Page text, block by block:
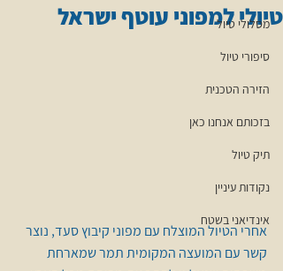
מסלולי טיול
סיפורי טיול
הזירה הטכנית
בזכותם אנחנו כאן
תיק טיול
נקודות עיניין
אינדיאני בשטח
טיולי למפוני עוטף ישראל
אחרי הטיול המוצלח עם מפוני קיבוץ סעד, נוצר
קשר עם המועצה המקומית תמר שמארחת